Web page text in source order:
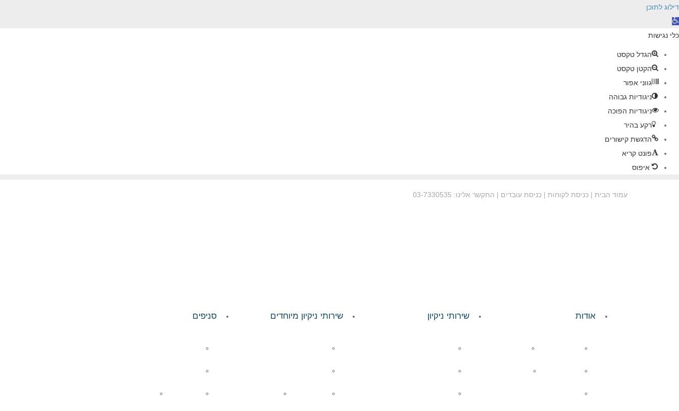
דילוג לתוכן
פתח
סרגל
כלי נגישות
הגדל טקסט
הקטן טקסט
גווני אפור
ניגודיות גבוהה
ניגודיות הפוכה
רקע בהיר
הדגשת קישורים
פונט קריא
איפוס
עמוד הבית | כניסת לקוחות | כניסת עובדים | התקשר אלינו: 03-7330535
אודות
חברי ההנהלה
אמנת השירות
שירותי ניקיון שירותי ניקיון מיוחדים
ניקוי שטיחים
סניפים
סניף בחיפה